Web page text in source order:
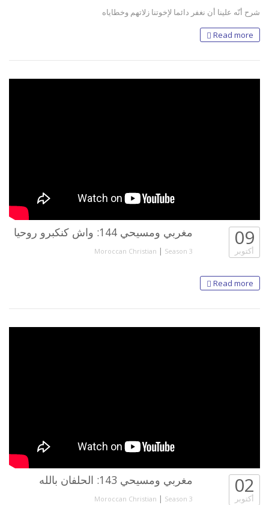
شرح أنّه علينا أن نغفر دائما لإخوتنا زلاتهم وخطاياه
Read more
مغربي ومسيحي 144: واش كنكبرو روحيا
Moroccan Christian | Season 3
09
أكتوبر
Read more
مغربي ومسيحي 143: الحلفان بالله
Moroccan Christian | Season 3
02
أكتوبر